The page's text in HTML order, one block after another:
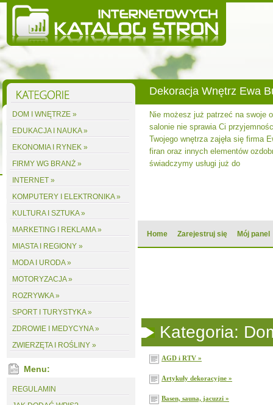
Dekoracja Wnętrz Ewa
Nie możesz już patrzeć na swoje
salonie nie sprawia Ci
Twojego wnętrza zajęła się firma
firan oraz innych elementów
świadczymy usługi już do
Home Zarejestruj się Mój panel
DOM I WNĘTRZE »
EDUKACJA I NAUKA »
EKONOMIA I RYNEK »
FIRMY WG BRANŻ »
INTERNET »
KOMPUTERY I ELEKTRONIKA »
KULTURA I SZTUKA »
MARKETING I REKLAMA »
MIASTA I REGIONY »
MODA I URODA »
MOTORYZACJA »
ROZRYWKA »
SPORT I TURYSTYKA »
ZDROWIE I MEDYCYNA »
ZWIERZĘTA I ROŚLINY »
Menu:
REGULAMIN
Kategoria:
AGD i RTV »
Artykuły dekoracyjne »
Basen, sauna, jacuzzi »